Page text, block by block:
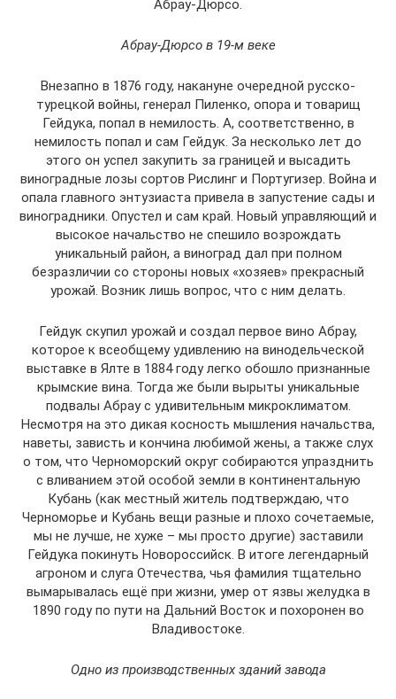
Абрау-Дюрсо.
Абрау-Дюрсо в 19-м веке
Внезапно в 1876 году, накануне очередной русско-
турецкой войны, генерал Пиленко, опора и товарищ
Гейдука, попал в немилость. А, соответственно, в
немилость попал и сам Гейдук. За несколько лет до
этого он успел закупить за границей и высадить
виноградные лозы сортов Рислинг и Португизер. Война и
опала главного энтузиаста привела в запустение сады и
виноградники. Опустел и сам край. Новый управляющий и
высокое начальство не спешило возрождать
уникальный район, а виноград дал при полном
безразличии со стороны новых «хозяев» прекрасный
урожай. Возник лишь вопрос, что с ним делать.
Гейдук скупил урожай и создал первое вино Абрау,
которое к всеобщему удивлению на винодельческой
выставке в Ялте в 1884 году легко обошло признанные
крымские вина. Тогда же были вырыты уникальные
подвалы Абрау с удивительным микроклиматом.
Несмотря на это дикая косность мышления начальства,
наветы, зависть и кончина любимой жены, а также слух
о том, что Черноморский округ собираются упразднить
с вливанием этой особой земли в континентальную
Кубань (как местный житель подтверждаю, что
Черноморье и Кубань вещи разные и плохо сочетаемые,
мы не лучше, не хуже – мы просто другие) заставили
Гейдука покинуть Новороссийск. В итоге легендарный
агроном и слуга Отечества, чья фамилия тщательно
вымарывалась ещё при жизни, умер от язвы желудка в
1890 году по пути на Дальний Восток и похоронен во
Владивостоке.
Одно из производственных зданий завода